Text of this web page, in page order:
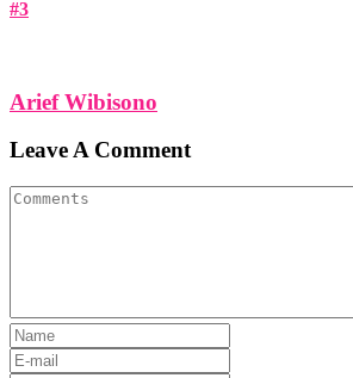
#3
Arief Wibisono
Leave A Comment